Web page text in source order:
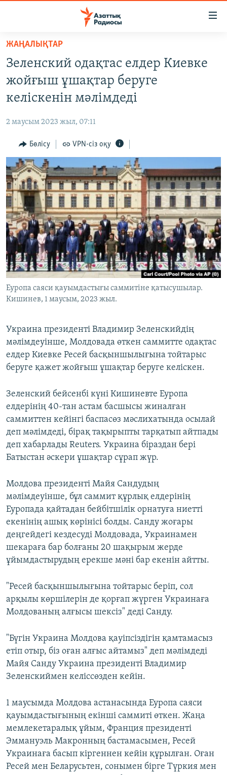
Skip
main
content
to
main
Navigation
to
Search
AZATTYQTV
АДАМ ҚҰҚЫҚТАРЫ
ӘЛЕУМЕТ
ӘЛЕМ
АРНАЙЫ ЖОБАЛАР
Русский
ЖАЗЫЛЫҢЫЗ
Басқа тілдерде
ЖАҢАЛЫҚТАР
Зеленский одақтас елдер Киевке
жойғыш ұшақтар беруге
келіскенін мәлімдеді
2 маусым 2023 жыл, 07:11
Бөлісу VPN-сіз оқу
Еуропа саяси қауымдастығы саммитіне қатысушылар.
Кишинев, 1 маусым, 2023 жыл.
Украина президенті Владимир Зеленскийдің
мәлімдеуінше, Молдовада өткен саммитте одақтас
елдер Киевке Ресей басқыншылығына тойтарыс
беруге қажет жойғыш ұшақтар беруге келіскен.
Зеленский бейсенбі күні Кишиневте Еуропа
елдерінің 40-тан астам басшысы жиналған
саммиттен кейінгі баспасөз мәслихатында осылай
деп мәлімдеді, бірақ тақырыпты тарқатып айтпады
деп хабарлады Reuters. Украина біраздан бері
Батыстан әскери ұшақтар сұрап жүр.
Молдова президенті Майя Сандудың
мәлімдеуінше, бұл саммит құрлық елдерінің
Еуропада қайтадан бейбітшілік орнатуға ниетті
екенінің ашық көрінісі болды. Санду жоғары
деңгейдегі кездесуді Молдовада, Украинамен
шекараға бар болғаны 20 шақырым жерде
ұйымдастырудың ерекше мәні бар екенін айтты.
"Ресей басқыншылығына тойтарыс беріп, сол
арқылы көршілерін де қорғап жүрген Украинаға
Молдованың алғысы шексіз" деді Санду.
"Бүгін Украина Молдова қауіпсіздігін қамтамасыз
етіп отыр, біз оған алғыс айтамыз" деп мәлімдеді
Майя Санду Украина президенті Владимир
Зеленскиймен келіссөзден кейін.
1 маусымда Молдова астанасында Еуропа саяси
қауымдастығының екінші саммиті өткен. Жаңа
мемлекетаралық ұйым, Франция президенті
Эммануэль Макронның бастамасымен, Ресей
Украинаға басып кіргеннен кейін құрылған. Оған
Ресей мен Беларусьтен, сонымен бірге Түркия мен